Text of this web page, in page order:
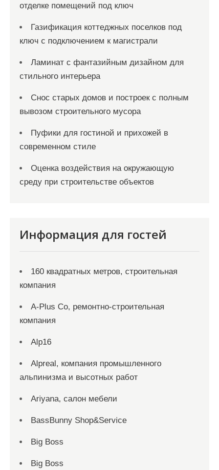
отделке помещений под ключ
Газификация коттеджных поселков под
ключ с подключением к магистрали
Ламинат с фантазийным дизайном для
стильного интерьера
Снос старых домов и построек с полным
вывозом строительного мусора
Пуфики для гостиной и прихожей в
современном стиле
Оценка воздействия на окружающую
среду при строительстве объектов
Информация для гостей
160 квадратных метров, строительная
компания
A-Plus Co, ремонтно-строительная
компания
Alp16
Alpreal, компания промышленного
альпинизма и высотных работ
Ariyana, салон мебели
BassBunny Shop&Service
Big Boss
Big Boss